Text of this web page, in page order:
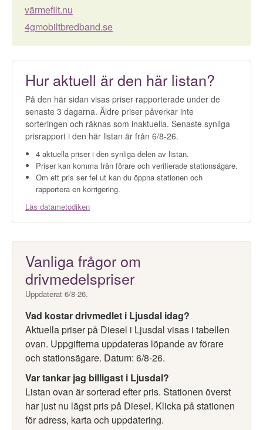
värmefilt.nu
4gmobiltbredband.se
Hur aktuell är den här listan?
På den här sidan visas priser rapporterade under de
senaste 3 dagarna. Äldre priser påverkar inte
sorteringen och räknas som inaktuella. Senaste synliga
prisrapport i den här listan är från 6/8-26.
4 aktuella priser i den synliga delen av listan.
Priser kan komma från förare och verifierade stationsägare.
Om ett pris ser fel ut kan du öppna stationen och
rapportera en korrigering.
Läs datametodiken
Vanliga frågor om
drivmedelspriser
Uppdaterat 6/8-26.
Vad kostar drivmedlet i Ljusdal idag?
Aktuella priser på Diesel i Ljusdal visas i tabellen
ovan. Uppgifterna uppdateras löpande av förare
och stationsägare. Datum: 6/8-26.
Var tankar jag billigast i Ljusdal?
Listan ovan är sorterad efter pris. Stationen överst
har just nu lägst pris på Diesel. Klicka på stationen
för adress, karta och uppdatering.